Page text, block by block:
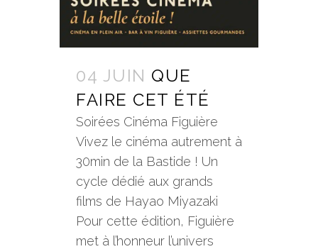
04 JUIN QUE
FAIRE CET ÉTÉ
Soirées Cinéma Figuière
Vivez le cinéma autrement à
30min de la Bastide ! Un
cycle dédié aux grands
films de Hayao Miyazaki
Pour cette édition, Figuière
met à l’honneur l’univers